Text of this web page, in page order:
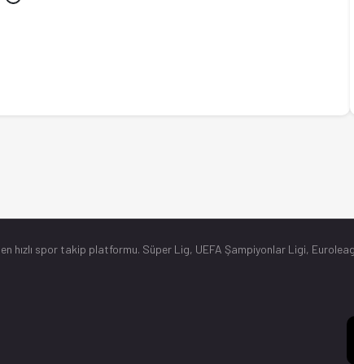
hızlı spor takip platformu. Süper Lig, UEFA Şampiyonlar Ligi,